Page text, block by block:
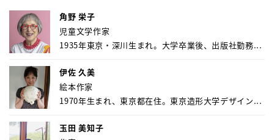
角野 栄子
児童文学作家
1935年東京・深川生まれ。大学卒業後、出版社勤務...
伊佐 久美
絵本作家
1970年生まれ、東京都在住。東京造形大学デザイン...
玉田 美知子